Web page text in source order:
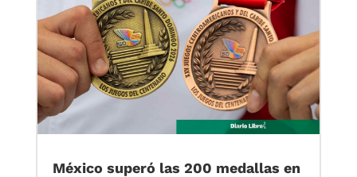
México superó las 200 medallas en